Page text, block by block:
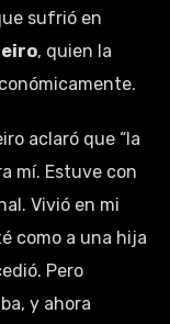
sufrió en
, quien la
aclaró que “la
mí. Estuve con
Vivió en mi
como a una hija
Pero
y ahora